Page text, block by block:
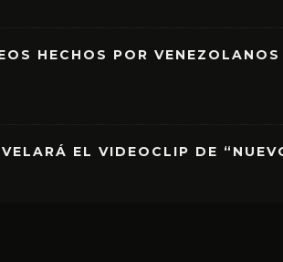
HECHOS POR
EL VIDEOCLIP DE